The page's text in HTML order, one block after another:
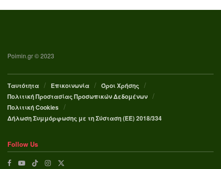
Poimin.gr © 2023
Ταυτότητα Επικοινωνία
Όροι Χρήσης
Πολιτική Προστασίας Προσωπικών Δεδομένων
Πολιτική Cookies
Δήλωση Συμμόρφωσης με τη Σύσταση (ΕΕ) 2018/334
Follow Us